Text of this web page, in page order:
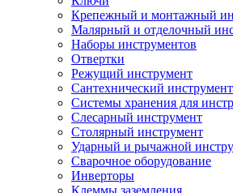
Крепежный и монтажный
Малярный и отделочный
Наборы инструментов
Отвертки
Режущий инструмент
Сантехнический инструмент
Системы хранения для
Слесарный инструмент
Столярный инструмент
Ударный и рычажной
Сварочное оборудование
Инверторы
Клеммы заземления